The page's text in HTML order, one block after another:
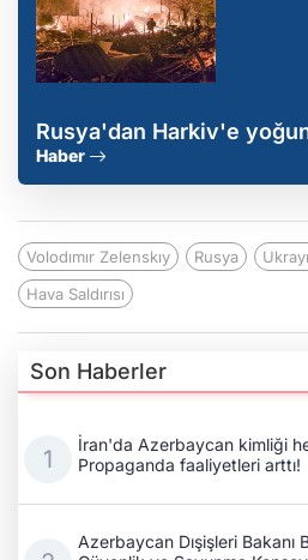
Rusya'dan Harkiv'e yoğun
Haber
Volodımır Zelenskıy Rusya
Hava Saldırısı
Son Haberler
İran'da Azerbaycan kimliği
Propaganda faaliyetleri arttı!
Azerbaycan Dışişleri Bakanı